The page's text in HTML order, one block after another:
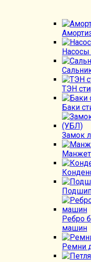
ТЭН
Баки
Замок
Ребро
машин
Ремни